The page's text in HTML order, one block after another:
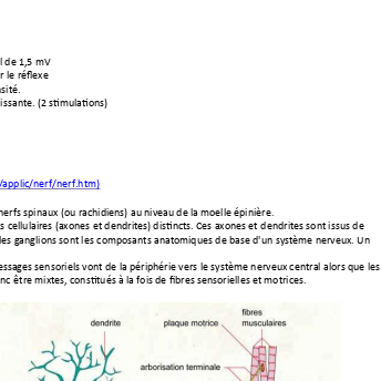
de 1,5 mV
le réflexe
ssante. (2 stimulations)
applic/nerf/nerf.htm)
spinaux (ou rachidiens) au niveau de la moelle épinière.
cellulaires (axones et dendrites) distincts. Ces axones et dendrites sont issus d e
ganglions sont les composants anatomiques de base d'un système nerveux . Un
sensoriels vont de la périphérie vers le système nerveux central alors que l es
être mixtes, constitués à la fois de fibres sensorielles et motrices.